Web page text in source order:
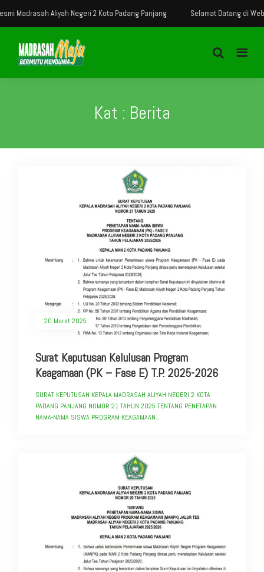
Aliyah Negeri 2 Kota Padang Panjang Selamat Datang di
Kat : Berita
20 Maret 2025
Surat Keputusan Kelulusan Program
Keagamaan (PK – Fase E) T.P. 2025-2026
SURAT KEPUTUSAN KEPALA MADRASAH ALIYAH NEGERI 2 KOTA
PADANG PANJANG NOMOR 21 TAHUN 2025 TENTANG PENETAPAN
NAMA-NAMA SISWA PROGRAM KEAGAMAAN..